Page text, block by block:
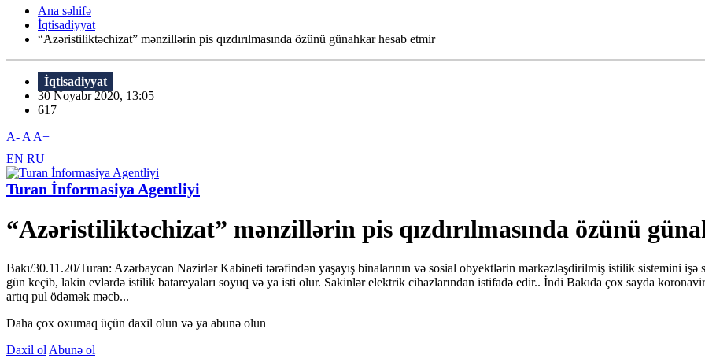
Ana səhifə
İqtisadiyyat
“Azəristiliktəchizat” mənzillərin pis qızdırılmasında özünü günahkar hesab etmir
İqtisadiyyat
30 Noyabr 2020, 13:05
617
A- A A+
EN RU
Turan İnformasiya Agentliyi
“Azəristiliktəchizat” mənzillərin pis qızdırılmasında özünü
Bakı/30.11.20/Turan: Azərbaycan Nazirlər Kabineti tərəfindən yaşayış binalarının və sosial obyektlərin mərkəzləşdirilmiş istilik sistemini
gün keçib, lakin evlərdə istilik batareyaları soyuq və ya isti olur. Sakinlər elektrik cihazlarından istifadə edir.. İndi Bakıda çox sayda
artıq pul ödəmək məcb...
Daha çox oxumaq üçün daxil olun və ya abunə olun
Daxil ol Abunə ol